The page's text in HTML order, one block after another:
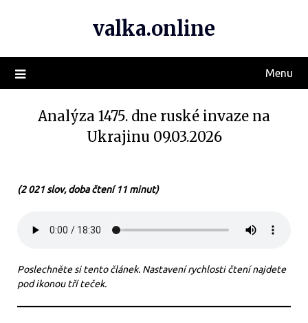
valka.online
Menu
Analýza 1475. dne ruské invaze na
Ukrajinu 09.03.2026
(2 021 slov, doba čtení 11 minut)
Poslechněte si tento článek. Nastavení rychlosti čtení najdete
pod ikonou tří teček.